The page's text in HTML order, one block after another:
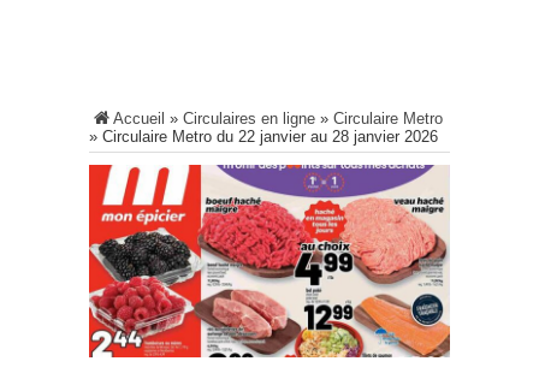
Accueil » Circulaires en ligne » Circulaire Metro
» Circulaire Metro du 22 janvier au 28 janvier 2026